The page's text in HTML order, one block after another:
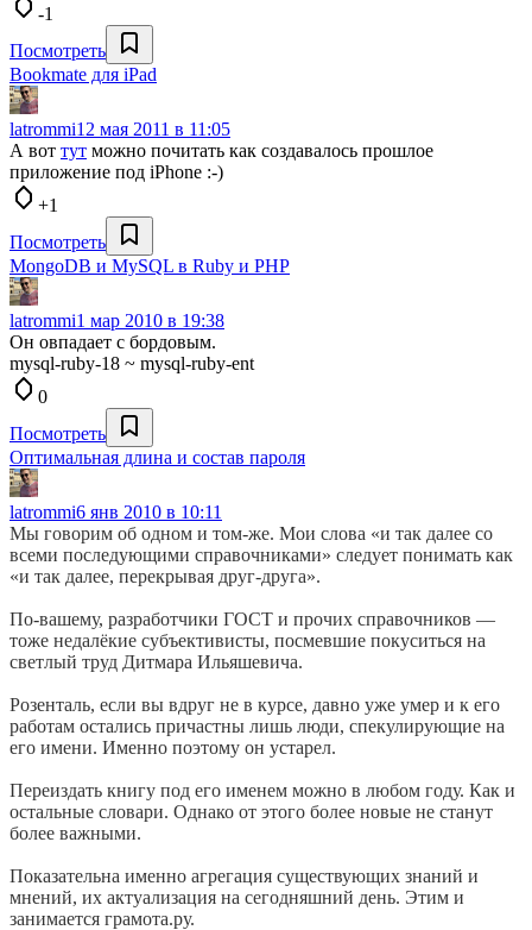
-1
Посмотреть
Bookmate для iPad
latrommi12 мая 2011 в 11:05
А вот тут можно почитать как создавалось прошлое
приложение под iPhone :-)
+1
Посмотреть
MongoDB и MySQL в Ruby и PHP
latrommi1 мар 2010 в 19:38
Он овпадает с бордовым.
mysql-ruby-18 ~ mysql-ruby-ent
0
Посмотреть
Оптимальная длина и состав пароля
latrommi6 янв 2010 в 10:11
Мы говорим об одном и том-же. Мои слова «и так далее со
всеми последующими справочниками» следует понимать как
«и так далее, перекрывая друг-друга».
По-вашему, разработчики ГОСТ и прочих справочников —
тоже недалёкие субъективисты, посмевшие покуситься на
светлый труд Дитмара Ильяшевича.
Розенталь, если вы вдруг не в курсе, давно уже умер и к его
работам остались причастны лишь люди, спекулирующие на
его имени. Именно поэтому он устарел.
Переиздать книгу под его именем можно в любом году. Как и
остальные словари. Однако от этого более новые не станут
более важными.
Показательна именно агрегация существующих знаний и
мнений, их актуализация на сегодняшний день. Этим и
занимается грамота.ру.